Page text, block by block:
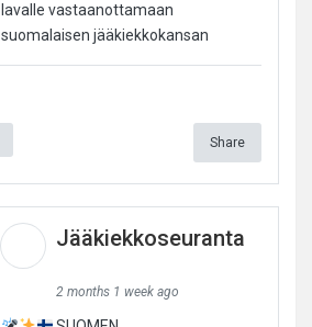
lavalle vastaanottamaan
suomalaisen jääkiekkokansan
Share
Jääkiekkoseuranta
2 months 1 week ago